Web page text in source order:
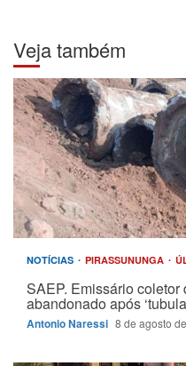
Veja também
NOTÍCIAS PIRASSUNUNGA
SAEP. Emissário
abandonado após
Antonio Naressi 8 de agosto